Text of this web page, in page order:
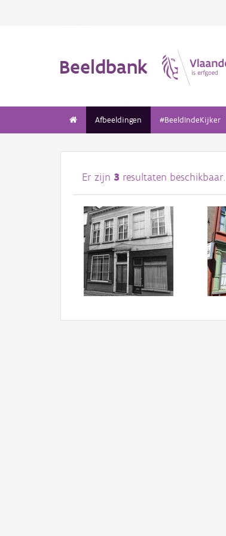
Beeldbank
Afbeeldingen #BeeldIndeKijker
Er zijn 3 resultaten beschikbaar.